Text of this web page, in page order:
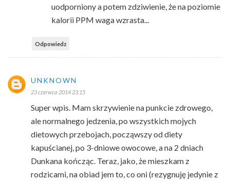
uodporniony a potem zdziwienie, że na poziomie
kalorii PPM waga wzrasta...
Odpowiedz
UNKNOWN
23 czerwca 2014 23:15
Super wpis. Mam skrzywienie na punkcie zdrowego,
ale normalnego jedzenia, po wszystkich mojych
dietowych przebojach, począwszy od diety
kapuścianej, po 3-dniowe owocowe, a na 2 dniach
Dunkana kończąc. Teraz, jako, że mieszkam z
rodzicami, na obiad jem to, co oni (rezygnuję jedynie z